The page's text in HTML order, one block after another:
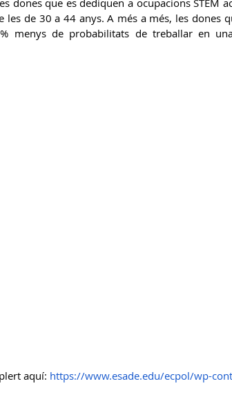
dones que es dediquen a ocupacions STEM
les de 30 a 44 anys. A més a més, les dones
menys de probabilitats de treballar en
aquí: https://www.esade.edu/ecpol/wp-